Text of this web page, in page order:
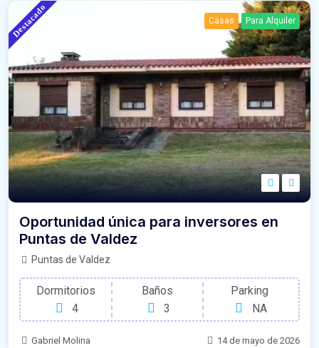
Destacado Casas Para Alquiler
Oportunidad única para inversores en
Puntas de Valdez
Puntas de Valdez
Dormitorios
4
Baños
3
Parking
NA
Gabriel Molina 14 de mayo de 2026